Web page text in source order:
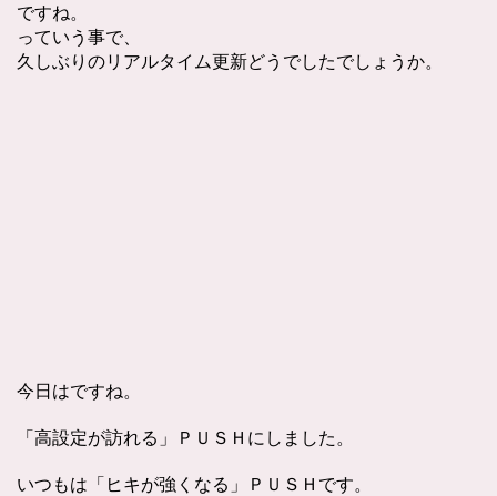
ですね。
っていう事で、
久しぶりのリアルタイム更新どうでしたでしょうか。
今日はですね。
「高設定が訪れる」ＰＵＳＨにしました。
いつもは「ヒキが強くなる」ＰＵＳＨです。